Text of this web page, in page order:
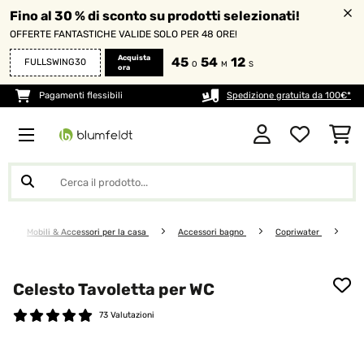
Fino al 30 % di sconto su prodotti selezionati!
OFFERTE FANTASTICHE VALIDE SOLO PER 48 ORE!
FULLSWING30
Acquista
ora
45 O 54 M 12 S
Pagamenti flessibili Spedizione gratuita da 100€*
Mobili & Accessori per la casa Accessori bagno Copriwater
Celesto Tavoletta per WC
73 Valutazioni